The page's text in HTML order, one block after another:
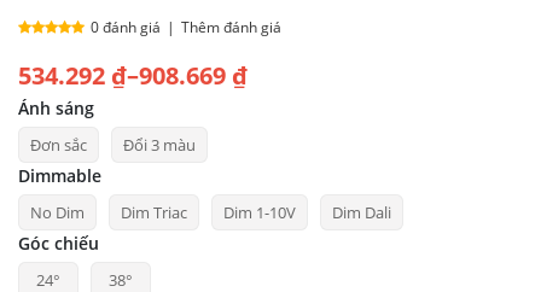
0 đánh giá | Thêm đánh giá
534.292 ₫–908.669 ₫
Khoảng
giá:
từ
534.292 ₫
đến
908.669 ₫
Ánh sáng
Đơn sắc Đổi 3 màu
Dimmable
No Dim Dim Triac Dim 1-10V Dim Dali
Góc chiếu
24° 38°